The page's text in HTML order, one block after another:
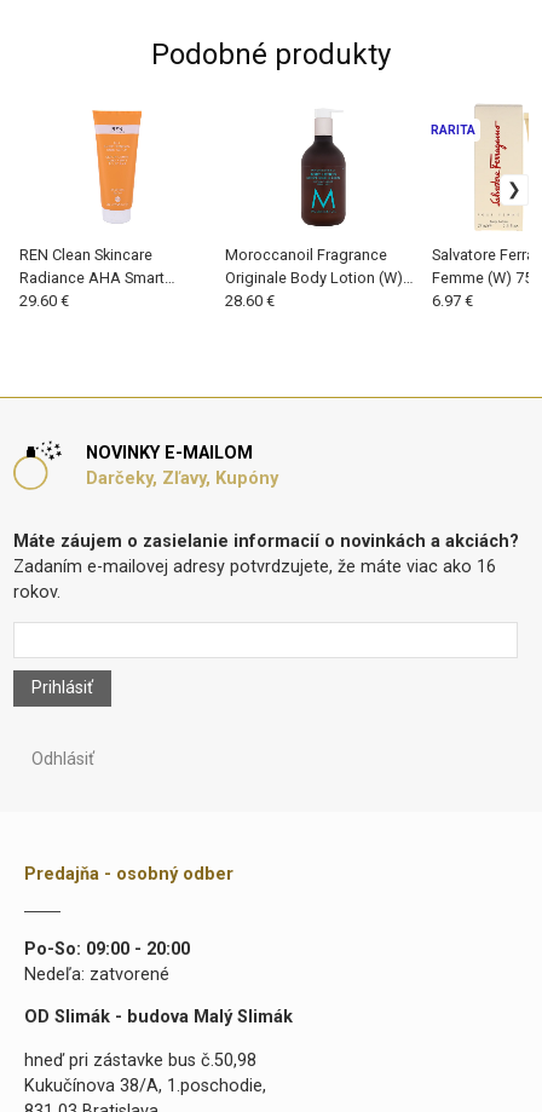
Podobné produkty
REN Clean Skincare
Radiance AHA Smart
Renewal (W) 200 ml, Telové
29.60 €
Moroccanoil Fragrance
Originale Body Lotion (W)
360ml, Telové mlieko
28.60 €
Salvatore
Femme (W) 75
mlieko
RARITA
6.97 €
NOVINKY E-MAILOM
Darčeky, Zľavy, Kupóny
Máte záujem o zasielanie informacií o novinkách a akciách?
Zadaním e-mailovej adresy potvrdzujete, že máte viac ako 16
rokov.
Prihlásiť
Odhlásiť
Predajňa - osobný odber
Po-So: 09:00 - 20:00
Nedeľa: zatvorené
OD Slimák - budova Malý Slimák
hneď pri zástavke bus č.50,98
Kukučínova 38/A, 1.poschodie,